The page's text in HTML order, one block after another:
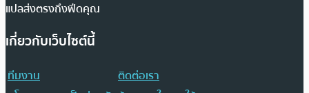
แปลส่งตรงถึงฟีดคุณ
เกี่ยวกับเว็บไซต์นี้
ทีมงาน
ติดต่อเรา